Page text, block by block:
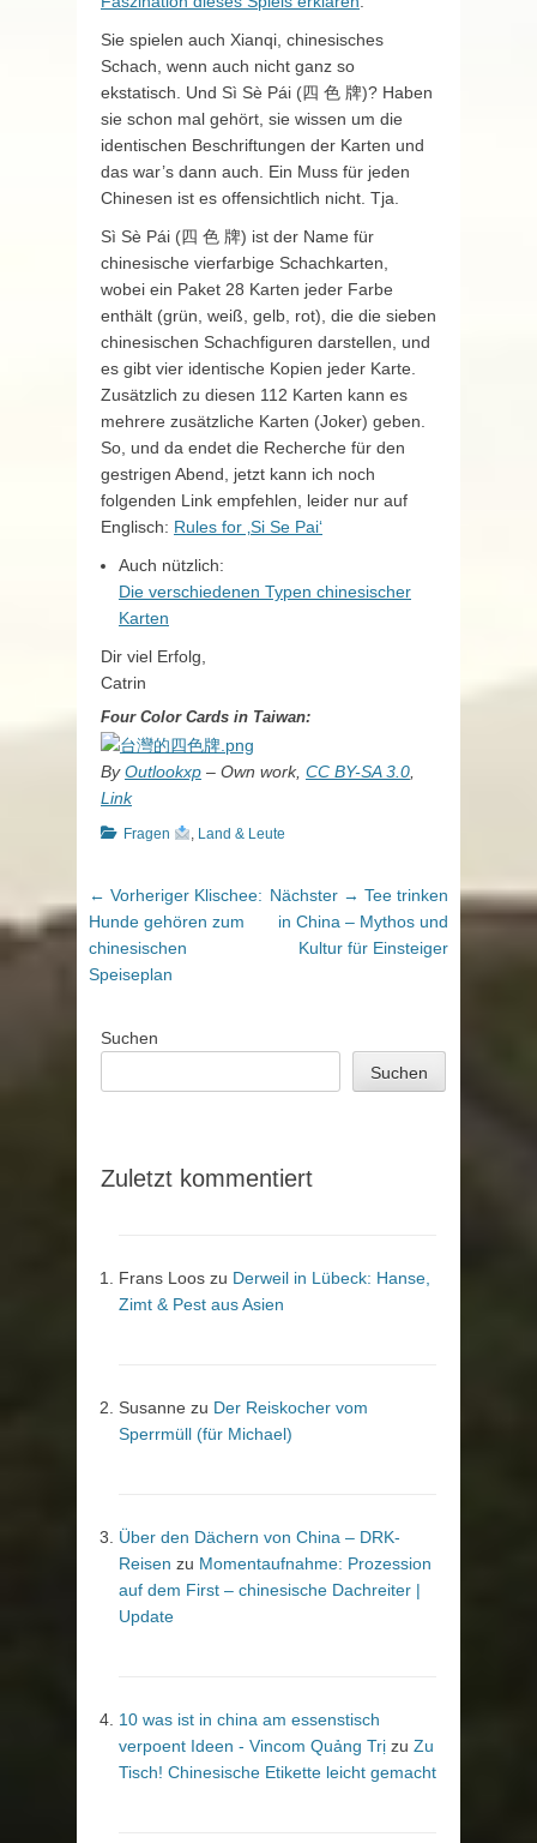
Sie spielen auch Xianqi, chinesisches
Schach, wenn auch nicht ganz so
ekstatisch. Und Sì Sè Pái (四 色 牌)? Haben
sie schon mal gehört, sie wissen um die
identischen Beschriftungen der Karten und
das war’s dann auch. Ein Muss für jeden
Chinesen ist es offensichtlich nicht. Tja.
Sì Sè Pái (四 色 牌) ist der Name für
chinesische vierfarbige Schachkarten,
wobei ein Paket 28 Karten jeder Farbe
enthält (grün, weiß, gelb, rot), die die sieben
chinesischen Schachfiguren darstellen, und
es gibt vier identische Kopien jeder Karte.
Zusätzlich zu diesen 112 Karten kann es
mehrere zusätzliche Karten (Joker) geben.
So, und da endet die Recherche für den
gestrigen Abend, jetzt kann ich noch
folgenden Link empfehlen, leider nur auf
Englisch: Rules for ‚Si Se Pai‘
Auch nützlich:
Die verschiedenen Typen chinesischer
Karten
Dir viel Erfolg,
Catrin
Four Color Cards in Taiwan:
ByOutlookxp – Own work, CC BY-SA 3.0
Link
Kategorien
Fragen , Land & Leute
Beitragsnavigation
← Vorheriger Vorheriger
Beitrag:
Klischee:
Hunde gehören zum
chinesischen
Speiseplan
Nächster → Nächster
Beitrag:
Tee trinken
in China – Mythos und
Kultur für Einsteiger
Suchen
Suchen
Zuletzt kommentiert
Frans Loos zu Derweil in Lübeck: Hanse,
Zimt & Pest aus Asien
Susanne zu Der Reiskocher vom
Sperrmüll (für Michael)
Über den Dächern von China – DRK-
Reisen zu Momentaufnahme: Prozession
auf dem First – chinesische Dachreiter |
Update
10 was ist in china am essenstisch
verpoent Ideen - Vincom Quảng Trị zu Zu
Tisch! Chinesische Etikette leicht gemacht